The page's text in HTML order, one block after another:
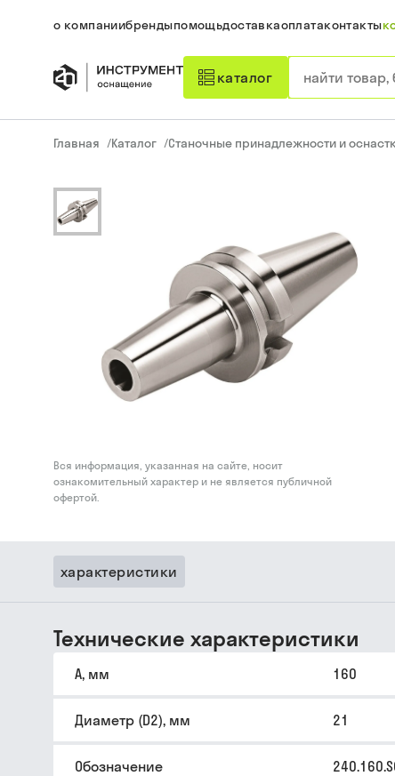
о компаниибрендыпомощьдоставкаоплатаконтакты
каталог
Главная /Каталог /Станочные принадлежности и
Вся информация, указанная на сайте, носит
ознакомительный характер и не является публичной
офертой.
характеристики
Технические характеристики
A, мм 160
Диаметр (D2), мм 21
Обозначение